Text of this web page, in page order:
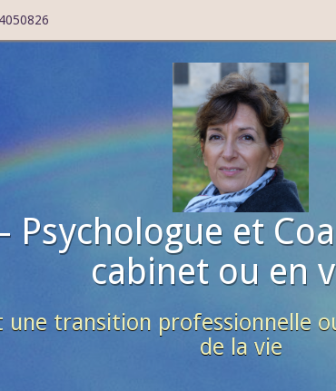
Psychologue et
cabinet ou en
une transition professionnelle
de la vie